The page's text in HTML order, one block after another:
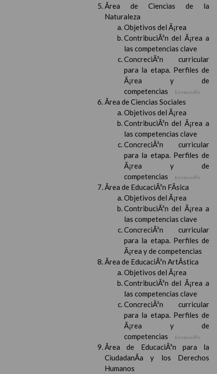
Ãrea de Ciencias de la
Naturaleza
Objetivos del Ã¡rea
ContribuciÃ³n del Ã¡rea a
las competencias clave
ConcreciÃ³n curricular
para la etapa. Perfiles de
Ã¡rea y de
competencias
En revisiÃ³n
Ãrea de Ciencias Sociales
Objetivos del Ã¡rea
ContribuciÃ³n del Ã¡rea a
las competencias clave
ConcreciÃ³n curricular
para la etapa. Perfiles de
Ã¡rea y de
competencias
En revisiÃ³n
Ãrea de EducaciÃ³n FÃ­sica
Objetivos del Ã¡rea
ContribuciÃ³n del Ã¡rea a
las competencias clave
ConcreciÃ³n curricular
para la etapa. Perfiles de
Ã¡rea y de competencias
Ãrea de EducaciÃ³n ArtÃ­stica
Objetivos del Ã¡rea
ContribuciÃ³n del Ã¡rea a
las competencias clave
ConcreciÃ³n curricular
para la etapa. Perfiles de
Ã¡rea y de
competencias
En revisiÃ³n
Ãrea de EducaciÃ³n para la
CiudadanÃ­a y los Derechos
Humanos